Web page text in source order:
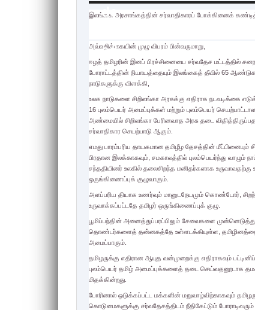
de
ed
இலங்கை அரசாங்கத்தின் சர்வாதிகாரப் போக்கினைக்
அவ்வறிக்கையின் முழு விபரம் பின்வருமாறு,
ஈழத் தமிழரின் இனப் பிரச்சினையை சர்வதேச மட்டத்தில்
போராட்டத்தின் நியாயத்தையும் இலங்கைத் தீவில் 65
நாடுகளுக்கு விளக்கி,
உலக நாடுகளை சிறிலங்கா அரசுக்கு எதிராக நடவடிக்கை
16 புலம்பெயர் அமைப்புக்கள் மற்றும் புலம்பெயர்
அண்மையில் சிறிலங்கா பேரினவாத அரசு தடை
சர்வாதிகார செயற்பாடு ஆகும்.
எமது பாரம்பரிய தாயகமான தமிழீழ தேசத்தின்
பிரதான இலக்காகவும், சமகாலத்தில் புலம்பெயர்ந்து வாழும்
சந்ததியினர் உலகில் தலைசிறந்த மனிதர்களாக
ஒருங்கிணைப்புக் குழுவாகும்.
அளப்பரிய தியாக உணர்வும் மானுடநேயமும் கொண்டோர்,
உருவாக்கப்பட்டதே தமிழர் ஒருங்கிணைப்புக் குழு.
பூமிப்பந்தின் அனைத்துப்பரப்பிலும் சேவைகளை
தொண்டர்களைத் தன்னகத்தே உள்ளடக்கியுள்ள, தமிழினத்தை
அமைப்பாகும்.
தமிழருக்கு எதிரான ஆயுத வன்முறைக்கு எதிராகவும்
புலம்பெயர் தமிழ் அமைப்புக்களைத் தடை செய்வதனூடாக
மிதக்கின்றது.
போரினால் ஒடுக்கப்பட்ட மக்களின் மறுவாழ்விற்காகவும்
கொடுமைகளுக்கு சர்வதேசத்திடம் நீதிகேட்டும்